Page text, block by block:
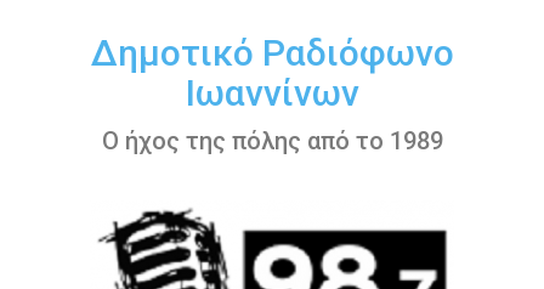
περιεχόμενοΔημοτικό Ραδιόφωνο
Ιωαννίνων
Ο ήχος της πόλης από το 1989